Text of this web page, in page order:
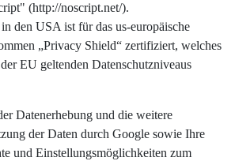
(http://noscript.net/).
den USA ist für das us-europäische
„Privacy Shield“ zertifiziert, welches
EU geltenden Datenschutzniveaus
Datenerhebung und die weitere
der Daten durch Google sowie Ihre
und Einstellungsmöglichkeiten zum